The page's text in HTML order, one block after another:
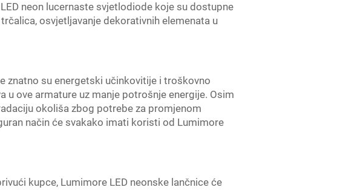
neon lucernaste svjetlodiode koje su dostupne
osvjetljavanje dekorativnih elemenata u
znatno su energetski učinkovitije i troškovno
u ove armature uz manje potrošnje energije. Osim
okoliša zbog potrebe za promjenom
način će svakako imati koristi od Lumimore
kupce, Lumimore LED neonske lančnice će